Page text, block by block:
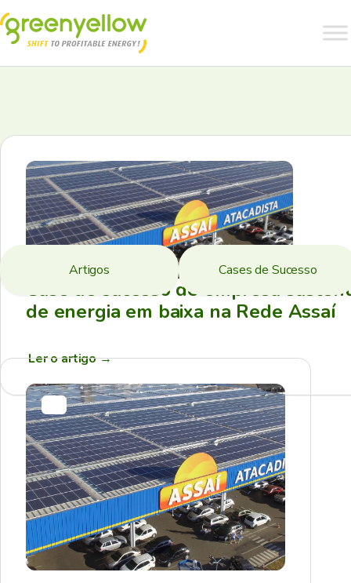
Case de sucesso de empresa
de energia em baixa na Rede Assaí
Ler o artigo→
Artigos Cases de Sucesso